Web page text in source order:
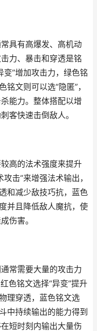
具有高爆发、高机动
力、暴击和穿透是铭
”增加攻击力，绿色铭
铭文则可以选“隐匿”，
能力。整体搭配以增
客快速击倒敌人。
高的法术强度来提升
击”来增强法术输出，
和减少敌技巧抗，蓝色
并且降低敌人魔抗，使
伤害。
常需要大量的攻击力
色铭文选择“异变”提升
理穿透，蓝色铭文选
中持续输出的能力得到
短时刻内输出大量伤